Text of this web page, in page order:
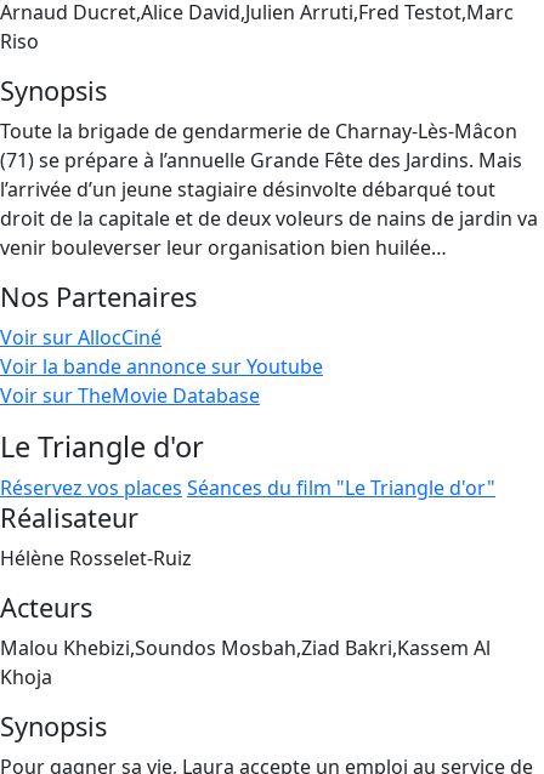
Arnaud Ducret,Alice David,Julien Arruti,Fred Testot,Marc
Riso
Synopsis
Toute la brigade de gendarmerie de Charnay-Lès-Mâcon
(71) se prépare à l’annuelle Grande Fête des Jardins. Mais
l’arrivée d’un jeune stagiaire désinvolte débarqué tout
droit de la capitale et de deux voleurs de nains de jardin va
venir bouleverser leur organisation bien huilée…
Nos Partenaires
Voir sur AllocCiné
Voir la bande annonce sur Youtube
Voir sur TheMovie Database
Le Triangle d'or
Réservez vos places Séances du film "Le Triangle d'or"
Réalisateur
Hélène Rosselet-Ruiz
Acteurs
Malou Khebizi,Soundos Mosbah,Ziad Bakri,Kassem Al
Khoja
Synopsis
Pour gagner sa vie, Laura accepte un emploi au service de